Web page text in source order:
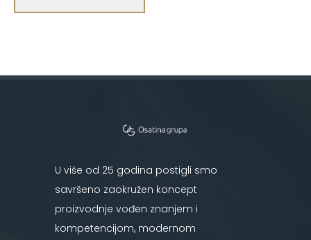
U više od 25 godina postigli smo
savršeno zaokružen koncept
proizvodnje vođen znanjem i
kompetencijom, modernom